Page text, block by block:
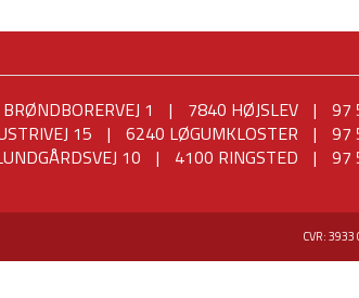
BRØNDBORERVEJ 1 | 7840 HØJSLEV |
97
15
| 6240 LØGUMKLOSTER |
97
10
| 4100 RINGSTED | 97
CVR: 3933